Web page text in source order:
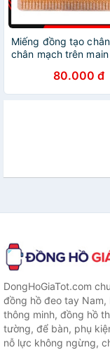
Miếng đồng tạo
chân mạch trên main
80.000 đ
DongHoGiaTot.com
đồng hồ đeo tay
thông minh, đồng hồ
tường, để bàn, phụ
nỗ lực không ngừng,